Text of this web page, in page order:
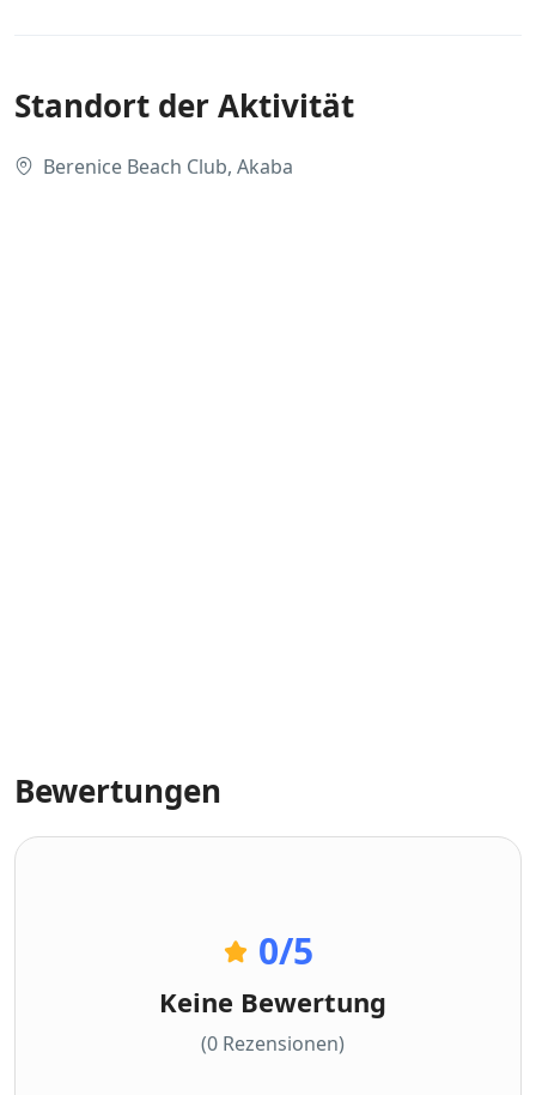
Standort der Aktivität
Berenice Beach Club, Akaba
Bewertungen
0/5
Keine Bewertung
(0 Rezensionen)